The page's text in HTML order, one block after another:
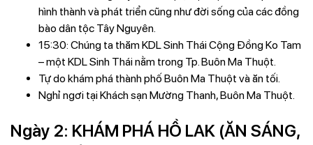
hình thành và phát triển cũng như đời sống của các đồng
bào dân tộc Tây Nguyên.
15:30: Chúng ta thăm KDL Sinh Thái Cộng Đồng Ko Tam
– một KDL Sinh Thái nằm trong Tp. Buôn Ma Thuột.
Tự do khám phá thành phố Buôn Ma Thuột và ăn tối.
Nghỉ ngơi tại Khách sạn Mường Thanh, Buôn Ma Thuột.
Ngày 2: KHÁM PHÁ HỒ LAK (ĂN SÁNG,